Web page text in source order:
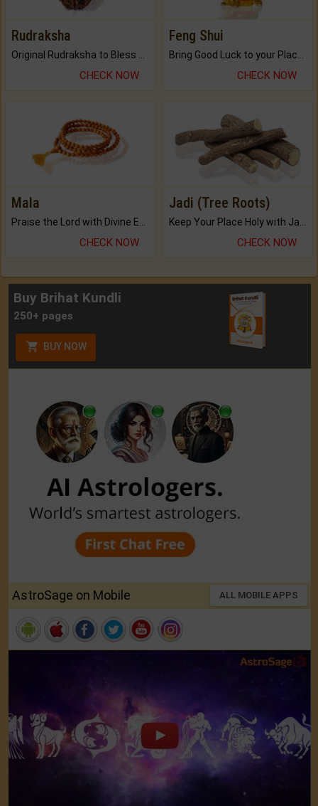
Rudraksha
CHECK NOW
Feng Shui
CHECK NOW
Mala
CHECK NOW
Jadi (Tree Roots)
CHECK NOW
Buy Brihat Kundli
250+ pages
BUY NOW
AstroSage on Mobile ALL MOBILE APPS